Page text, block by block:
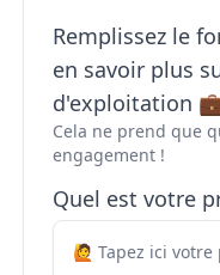
Remplissez le
en savoir plus
d'exploitation
Cela ne prend que
engagement !
Quel est votre